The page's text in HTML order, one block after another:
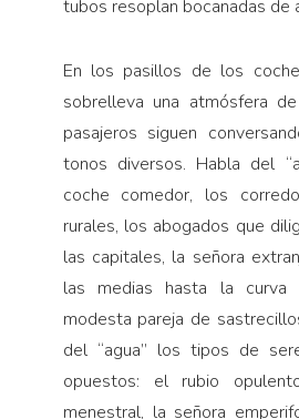
tubos resoplan bocanadas de
En los pasillos de los
sobrelleva una atmósfera
pasajeros siguen
tonos diversos. Habla del
coche comedor, los
rurales, los abogados que
las capitales, la señora
las medias hasta la
modesta pareja de
del “agua” los tipos de
opuestos: el rubio
menestral, la señora